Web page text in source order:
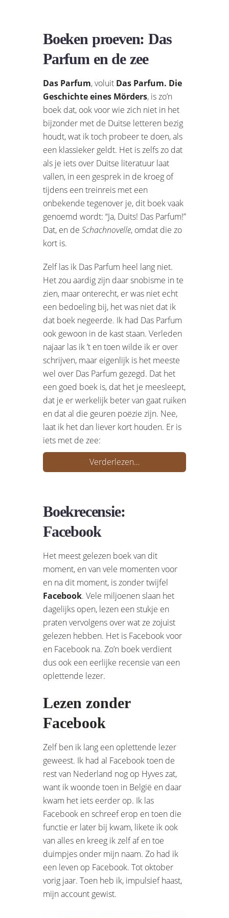
Boeken proeven: Das
Parfum en de zee
Das Parfum, voluit Das Parfum. Die
Geschichte eines Mörders, is zo’n
boek dat, ook voor wie zich niet in het
bijzonder met de Duitse letteren bezig
houdt, wat ik toch probeer te doen, als
een klassieker geldt. Het is zelfs zo dat
als je iets over Duitse literatuur laat
vallen, in een gesprek in de kroeg of
tijdens een treinreis met een
onbekende tegenover je, dit boek vaak
genoemd wordt: “Ja, Duits! Das Parfum!”
Dat, en de Schachnovelle, omdat die zo
kort is.
Zelf las ik Das Parfum heel lang niet.
Het zou aardig zijn daar snobisme in te
zien, maar onterecht, er was niet echt
een bedoeling bij, het was niet dat ik
dat boek negeerde. Ik had Das Parfum
ook gewoon in de kast staan. Verleden
najaar las ik ’t en toen wilde ik er over
schrijven, maar eigenlijk is het meeste
wel over Das Parfum gezegd. Dat het
een goed boek is, dat het je meesleept,
dat je er werkelijk beter van gaat ruiken
en dat al die geuren poëzie zijn. Nee,
laat ik het dan liever kort houden. Er is
iets met de zee:
Verderlezen…
Boekrecensie:
Facebook
Het meest gelezen boek van dit
moment, en van vele momenten voor
en na dit moment, is zonder twijfel
Facebook. Vele miljoenen slaan het
dagelijks open, lezen een stukje en
praten vervolgens over wat ze zojuist
gelezen hebben. Het is Facebook voor
en Facebook na. Zo’n boek verdient
dus ook een eerlijke recensie van een
oplettende lezer.
Lezen zonder
Facebook
Zelf ben ik lang een oplettende lezer
geweest. Ik had al Facebook toen de
rest van Nederland nog op Hyves zat,
want ik woonde toen in België en daar
kwam het iets eerder op. Ik las
Facebook en schreef erop en toen die
functie er later bij kwam, likete ik ook
van alles en kreeg ik zelf af en toe
duimpjes onder mijn naam. Zo had ik
een leven op Facebook. Tot oktober
vorig jaar. Toen heb ik, impulsief haast,
mijn account gewist.